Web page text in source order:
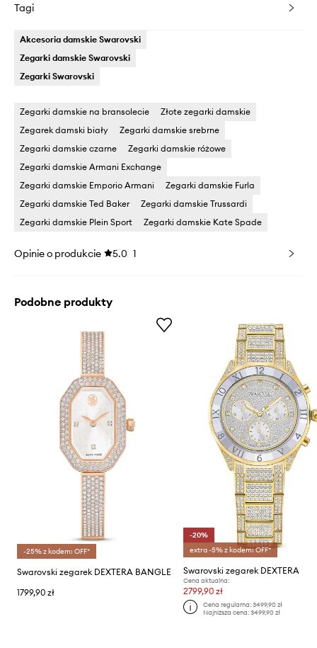
Tagi
Akcesoria damskie Swarovski
Zegarki damskie Swarovski
Zegarki Swarovski
Zegarki damskie na bransolecie
Złote zegarki damskie
Zegarek damski biały
Zegarki damskie srebrne
Zegarki damskie czarne
Zegarki damskie różowe
Zegarki damskie Armani Exchange
Zegarki damskie Emporio Armani
Zegarki damskie Furla
Zegarki damskie Ted Baker
Zegarki damskie Trussardi
Zegarki damskie Plein Sport
Zegarki damskie Kate Spade
Opinie o produkcie 5.0 1
Podobne produkty
-25% z kodem: OFF*
Swarovski zegarek DEXTERA BANGLE
1799,90 zł
-20%
extra -5% z kodem: OFF*
Swarovski zegarek DEXTERA
Cena aktualna:
2799,90 zł
Cena regularna: 3499,90 zł
Najniższa cena: 3499,90 zł